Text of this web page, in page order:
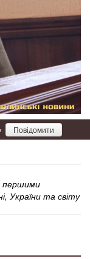
Повідомити
першими
України та світу